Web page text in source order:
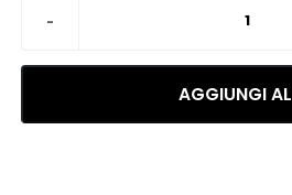
AGGIUNGI AL